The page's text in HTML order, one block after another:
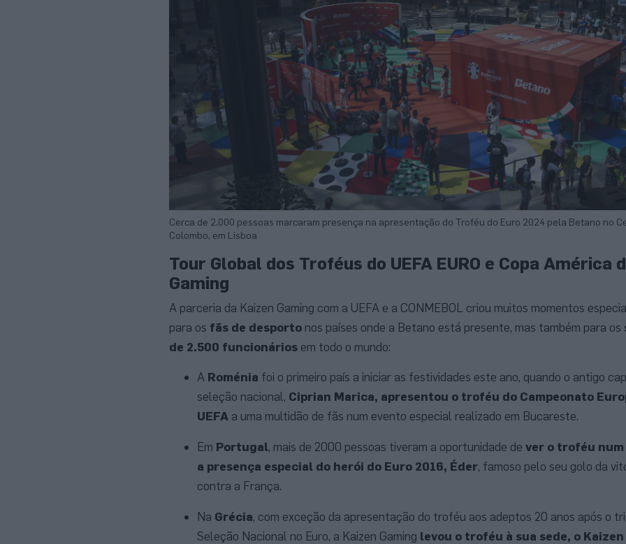
Cerca de 2.000 pessoas marcaram presença na apresentação do Troféu do Euro 2024 pela Betano no
Colombo, em Lisboa
Tour Global dos Troféus do UEFA EURO e Copa América
Gaming
A parceria da Kaizen Gaming com a UEFA e a CONMEBOL criou muitos momentos
para os fãs de desporto nos países onde a Betano está presente, mas também para os
de 2.500 funcionários em todo o mundo:
A Roménia foi o primeiro país a iniciar as festividades este ano, quando o antigo
seleção nacional, Ciprian Marica, apresentou o troféu do Campeonato
UEFA a uma multidão de fãs num evento especial realizado em Bucareste.
Em Portugal, mais de 2000 pessoas tiveram a oportunidade de ver o troféu num
a presença especial do herói do Euro 2016, Éder, famoso pelo seu golo da
contra a França.
Na Grécia, com exceção da apresentação do troféu aos adeptos 20 anos após o
Seleção Nacional no Euro, a Kaizen Gaming levou o troféu à sua sede, o Kaizen